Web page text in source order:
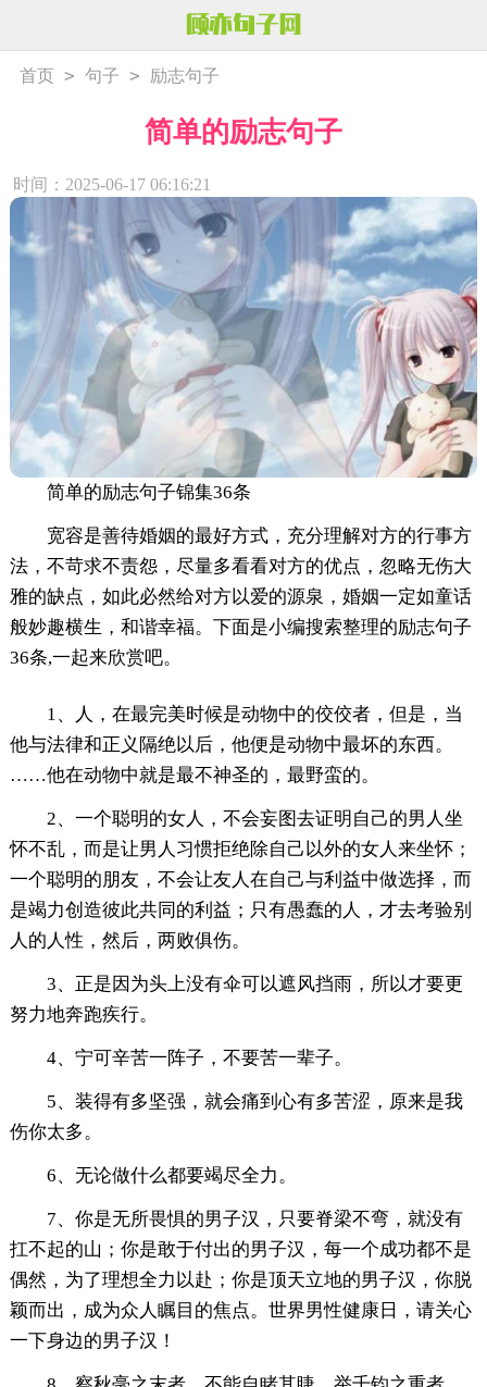
首页 > 句子 > 励志句子
简单的励志句子
时间：2025-06-17 06:16:21
简单的励志句子锦集36条
宽容是善待婚姻的最好方式，充分理解对方的行事方
法，不苛求不责怨，尽量多看看对方的优点，忽略无伤大
雅的缺点，如此必然给对方以爱的源泉，婚姻一定如童话
般妙趣横生，和谐幸福。下面是小编搜索整理的励志句子
36条,一起来欣赏吧。
1、人，在最完美时候是动物中的佼佼者，但是，当
他与法律和正义隔绝以后，他便是动物中最坏的东西。
……他在动物中就是最不神圣的，最野蛮的。
2、一个聪明的女人，不会妄图去证明自己的男人坐
怀不乱，而是让男人习惯拒绝除自己以外的女人来坐怀；
一个聪明的朋友，不会让友人在自己与利益中做选择，而
是竭力创造彼此共同的利益；只有愚蠢的人，才去考验别
人的人性，然后，两败俱伤。
3、正是因为头上没有伞可以遮风挡雨，所以才要更
努力地奔跑疾行。
4、宁可辛苦一阵子，不要苦一辈子。
5、装得有多坚强，就会痛到心有多苦涩，原来是我
伤你太多。
6、无论做什么都要竭尽全力。
7、你是无所畏惧的男子汉，只要脊梁不弯，就没有
扛不起的山；你是敢于付出的男子汉，每一个成功都不是
偶然，为了理想全力以赴；你是顶天立地的男子汉，你脱
颖而出，成为众人瞩目的焦点。世界男性健康日，请关心
一下身边的男子汉！